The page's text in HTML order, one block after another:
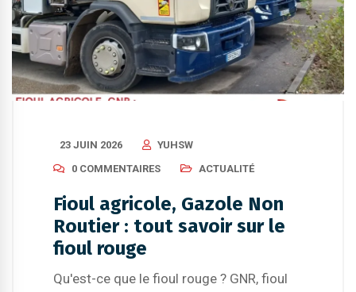
23 JUIN 2026
YUHSW
0 COMMENTAIRES
ACTUALITÉ
Fioul agricole, Gazole Non
Routier : tout savoir sur le
fioul rouge
Qu'est-ce que le fioul rouge ? GNR, fioul